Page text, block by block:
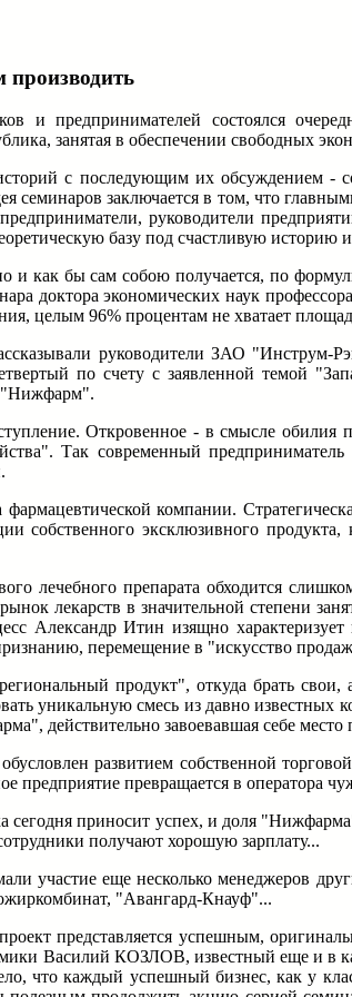
производить
и предпринимателей состоялся
занятая в обеспечении свободных
с последующим их обсуждением
семинаров заключается в том, что
руководители
базу под счастливую историю
и как бы сам собою получается, по
доктора экономических наук
целым 96% процентам не хватает
руководители ЗАО
по счету с заявленной темой
"Нижфарм".
Откровенное - в смысле
Так современный
фармацевтической компании.
собственного эксклюзивного
лечебного препарата обходится
лекарств в значительной степени
Александр Итин изящно
перемещение в "искусство
продукт", откуда брать
уникальную смесь из давно известных
действительно завоевавшая себе
развитием собственной
предприятие превращается в оператора
сегодня приносит успех, и доля
получают хорошую зарплату...
участие еще несколько менеджеров
"Авангард-Кнауф"...
представляется успешным,
Василий КОЗЛОВ, известный еще и в
что каждый успешный бизнес, как у